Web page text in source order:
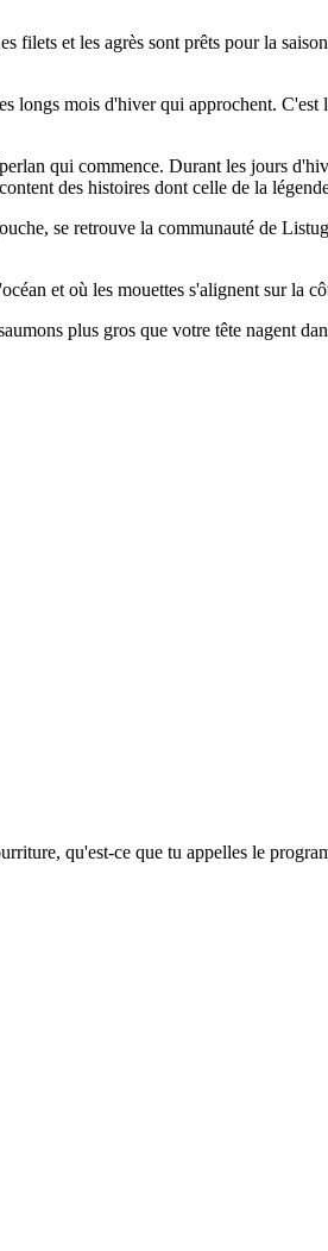
filets et les agrès sont prêts pour la
longs mois d'hiver qui approchent.
qui commence. Durant les jours
des histoires dont celle de la
se retrouve la communauté de
et où les mouettes s'alignent sur la
plus gros que votre tête nagent
qu'est-ce que tu appelles le